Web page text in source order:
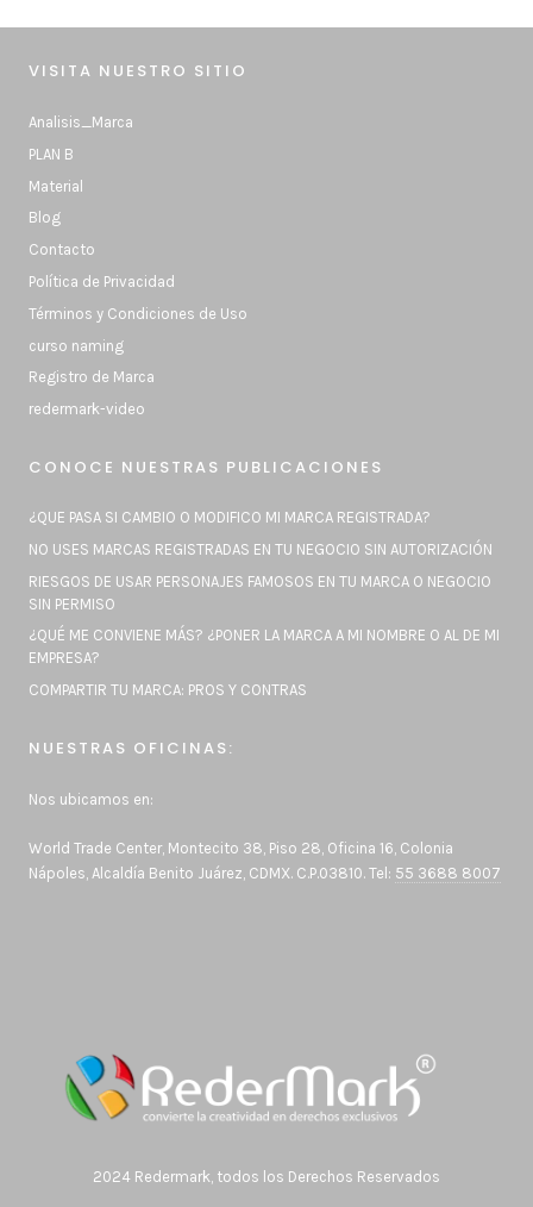
VISITA NUESTRO SITIO
Analisis_Marca
PLAN B
Material
Blog
Contacto
Política de Privacidad
Términos y Condiciones de Uso
curso naming
Registro de Marca
redermark-video
CONOCE NUESTRAS PUBLICACIONES
¿QUE PASA SI CAMBIO O MODIFICO MI MARCA REGISTRADA?
NO USES MARCAS REGISTRADAS EN TU NEGOCIO SIN AUTORIZACIÓN
RIESGOS DE USAR PERSONAJES FAMOSOS EN TU MARCA O NEGOCIO
SIN PERMISO
¿QUÉ ME CONVIENE MÁS? ¿PONER LA MARCA A MI NOMBRE O AL DE MI
EMPRESA?
COMPARTIR TU MARCA: PROS Y CONTRAS
NUESTRAS OFICINAS:
Nos ubicamos en:
World Trade Center, Montecito 38, Piso 28, Oficina 16, Colonia
Nápoles, Alcaldía Benito Juárez, CDMX. C.P.03810. Tel: 55 3688 8007
2024 Redermark, todos los Derechos Reservados